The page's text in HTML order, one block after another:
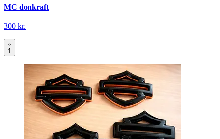
MC donkraft
300 kr.
1